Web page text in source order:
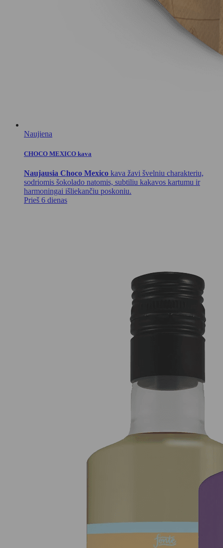
Naujiena
CHOCO MEXICO kava
Naujausia Choco Mexico kava žavi švelniu charakteriu,
sodriomis šokolado natomis, subtiliu kakavos kartumu ir
harmoningai išliekančiu poskoniu.
Prieš 6 dienas